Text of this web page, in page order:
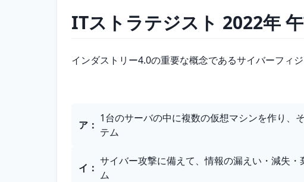
ITストラテジスト 2022年
問題文
インダストリー4.0の重要な概念であるサイバーフィ
選択肢
ア ：
1台のサーバの中に複数の仮想マシンを作り、
テム
イ ：
サイバー攻撃に備えて、情報の漏えい・減失
ム